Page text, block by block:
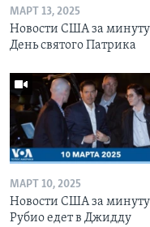
МАРТ 13, 2025
Новости США за
День святого Патрика
МАРТ 10, 2025
Новости США за
Рубио едет в Джидду